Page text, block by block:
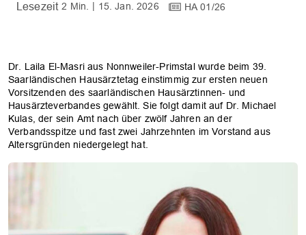
2 Min. 15. Jan. 2026 HA 01/26
Dr. Laila El-Masri aus Nonnweiler-Primstal wurde beim 39.
Saarländischen Hausärztetag einstimmig zur ersten neuen
Vorsitzenden des saarländischen Hausärztinnen- und
Hausärzteverbandes gewählt. Sie folgt damit auf Dr. Michael
Kulas, der sein Amt nach über zwölf Jahren an der
Verbandsspitze und fast zwei Jahrzehnten im Vorstand aus
Altersgründen niedergelegt hat.